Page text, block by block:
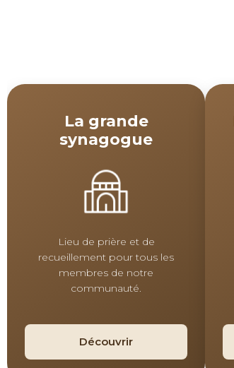
La grande
synagogue
Lieu de prière et de
recueillement pour tous les
membres de notre
communauté.
Découvrir